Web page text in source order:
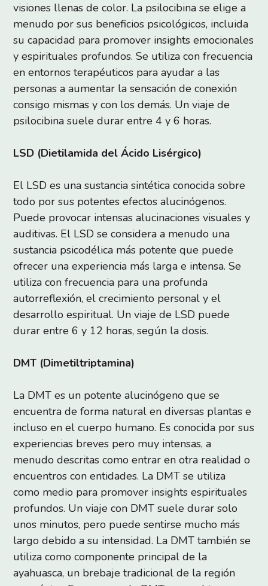
visiones llenas de color. La psilocibina se elige a
menudo por sus beneficios psicológicos, incluida
su capacidad para promover insights emocionales
y espirituales profundos. Se utiliza con frecuencia
en entornos terapéuticos para ayudar a las
personas a aumentar la sensación de conexión
consigo mismas y con los demás. Un viaje de
psilocibina suele durar entre 4 y 6 horas.
LSD (Dietilamida del Ácido Lisérgico)
El LSD es una sustancia sintética conocida sobre
todo por sus potentes efectos alucinógenos.
Puede provocar intensas alucinaciones visuales y
auditivas. El LSD se considera a menudo una
sustancia psicodélica más potente que puede
ofrecer una experiencia más larga e intensa. Se
utiliza con frecuencia para una profunda
autorreflexión, el crecimiento personal y el
desarrollo espiritual. Un viaje de LSD puede
durar entre 6 y 12 horas, según la dosis.
DMT (Dimetiltriptamina)
La DMT es un potente alucinógeno que se
encuentra de forma natural en diversas plantas e
incluso en el cuerpo humano. Es conocida por sus
experiencias breves pero muy intensas, a
menudo descritas como entrar en otra realidad o
encuentros con entidades. La DMT se utiliza
como medio para promover insights espirituales
profundos. Un viaje con DMT suele durar solo
unos minutos, pero puede sentirse mucho más
largo debido a su intensidad. La DMT también se
utiliza como componente principal de la
ayahuasca, un brebaje tradicional de la región